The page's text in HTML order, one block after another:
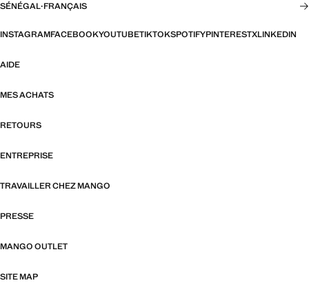
SÉNÉGAL·FRANÇAIS
INSTAGRAMFACEBOOKYOUTUBETIKTOKSPOTIFYPINTERESTXLINKEDIN
AIDE
MES ACHATS
RETOURS
ENTREPRISE
TRAVAILLER CHEZ MANGO
PRESSE
MANGO OUTLET
SITE MAP